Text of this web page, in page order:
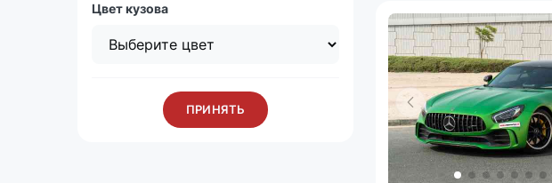
Цвет кузова
ПРИНЯТЬ